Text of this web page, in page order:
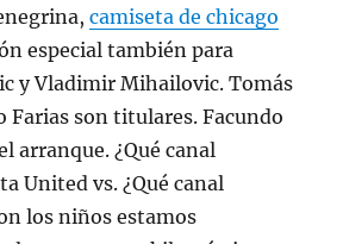
camiseta de chicago
especial también para
y Vladimir Mihailovic. Tomás
Farias son titulares. Facundo
arranque. ¿Qué canal
United vs. ¿Qué canal
los niños estamos